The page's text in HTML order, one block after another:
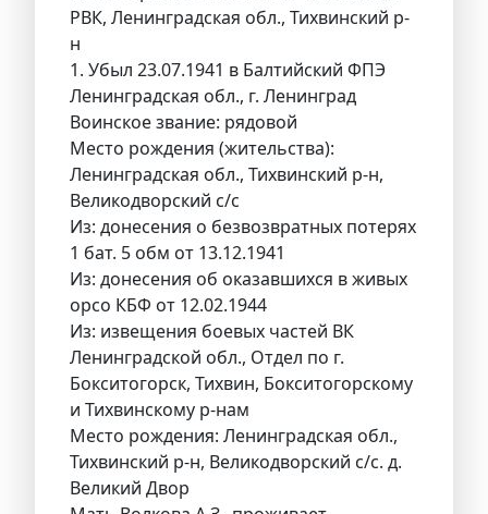
РВК, Ленинградская обл., Тихвинский р-
н
1. Убыл 23.07.1941 в Балтийский ФПЭ
Ленинградская обл., г. Ленинград
Воинское звание: рядовой
Место рождения (жительства):
Ленинградская обл., Тихвинский р-н,
Великодворский с/с
Из: донесения о безвозвратных потерях
1 бат. 5 обм от 13.12.1941
Из: донесения об оказавшихся в живых
орсо КБФ от 12.02.1944
Из: извещения боевых частей ВК
Ленинградской обл., Отдел по г.
Бокситогорск, Тихвин, Бокситогорскому
и Тихвинскому р-нам
Место рождения: Ленинградская обл.,
Тихвинский р-н, Великодворский с/с. д.
Великий Двор